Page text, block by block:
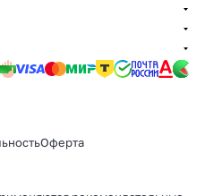
Оферта